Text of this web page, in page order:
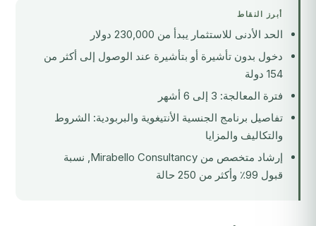
أبرز النقاط
الحد الأدنى للاستثمار يبدأ من 230,000 دولار
دخول بدون تأشيرة أو بتأشيرة عند الوصول إلى أكثر من
154 دولة
فترة المعالجة: 3 إلى 6 أشهر
تفاصيل برنامج الجنسية الأنتيغوية والبربودية: الشروط
والتكاليف والمزايا
إرشاد متخصص من Mirabello Consultancy, نسبة
قبول 99٪ وأكثر من 250 حالة